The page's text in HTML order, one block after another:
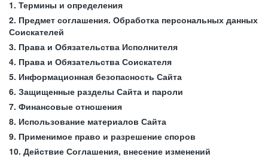
1. Термины и определения
2. Предмет соглашения. Обработка персональных данных
Соискателей
3. Права и Обязательства Исполнителя
4. Права и Обязательства Соискателя
5. Информационная безопасность Сайта
6. Защищенные разделы Сайта и пароли
7. Финансовые отношения
8. Использование материалов Сайта
9. Применимое право и разрешение споров
10. Действие Соглашения, внесение изменений